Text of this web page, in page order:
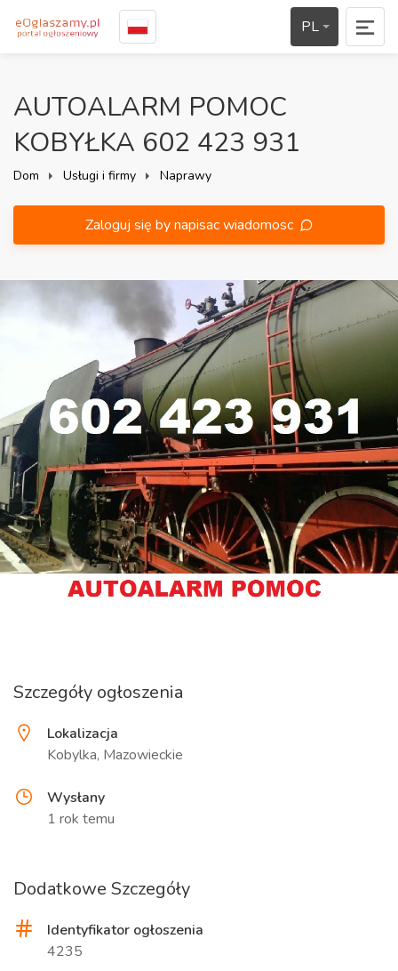
PL
AUTOALARM POMOC
KOBYŁKA 602 423 931
Dom Usługi i firmy Naprawy
Zaloguj się by napisac wiadomosc
Szczegóły ogłoszenia
Lokalizacja
Kobylka, Mazowieckie
Wysłany
1 rok temu
Dodatkowe Szczegóły
Identyfikator ogłoszenia
4235